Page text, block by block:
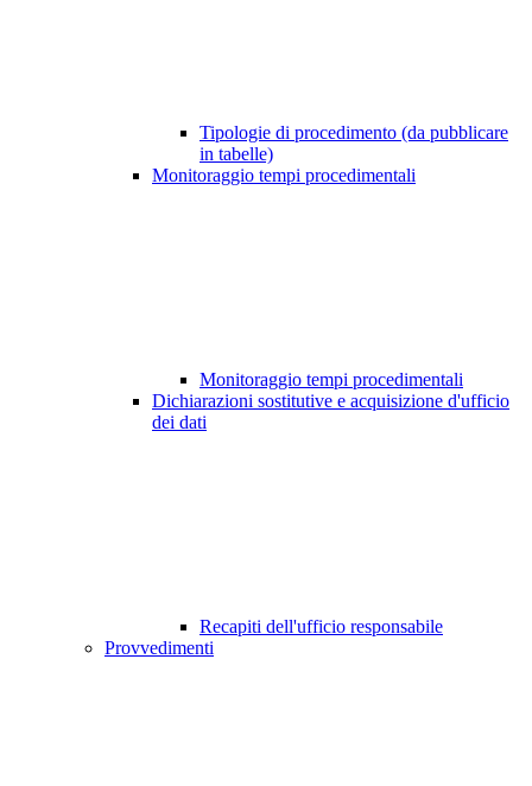
Tipologie di procedimento (da pubblicare
in tabelle)
Monitoraggio tempi procedimentali
Monitoraggio tempi procedimentali
Dichiarazioni sostitutive e acquisizione d'ufficio
dei dati
Recapiti dell'ufficio responsabile
Provvedimenti